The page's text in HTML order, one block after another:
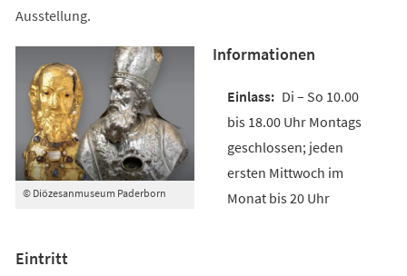
Ausstellung.
© Diözesanmuseum Paderborn
Informationen
Di – So 10.00
bis 18.00 Uhr Montags
geschlossen; jeden
ersten Mittwoch im
Monat bis 20 Uhr
Eintritt